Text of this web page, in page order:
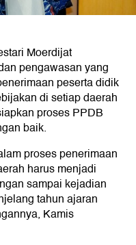
Moerdijat
pengawasan yang
peserta didik
di setiap daerah
proses PPDB
baik.
proses penerimaan
harus menjadi
sampai kejadian
tahun ajaran
Kamis